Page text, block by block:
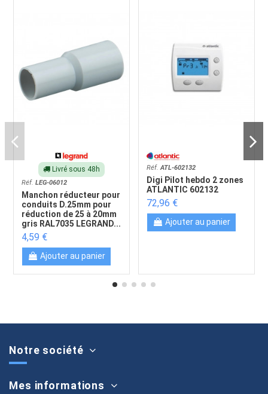
Livré sous 48h
Réf.LEG-06012
Manchon réducteur pour
conduits D.25mm pour
réduction de 25 à 20mm
gris RAL7035 LEGRAND...
4,59 €
Ajouter au panier
Réf.ATL-602132
Digi Pilot hebdo 2 zones
ATLANTIC 602132
72,96 €
Ajouter au panier
Notre société
Mes informations